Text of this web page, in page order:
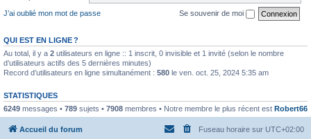
J’ai oublié mon mot de passe
Se souvenir de moi
QUI EST EN LIGNE ?
Au total, il y a 2 utilisateurs en ligne :: 1 inscrit, 0 invisible et 1 invité (selon le nombre
d’utilisateurs actifs des 5 dernières minutes)
Record d’utilisateurs en ligne simultanément : 580 le ven. oct. 25, 2024 5:35 am
STATISTIQUES
6249 messages • 789 sujets • 7908 membres • Notre membre le plus récent est Robert66
Accueil du forum Fuseau horaire sur UTC+02:00